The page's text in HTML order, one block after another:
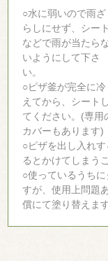
○水に弱いので雨ざ
らしにせず、シート
などで雨が当たら
いようにして下さ
い。
○ピザ釜が完全に冷
えてから、シートし
てください。(専用
カバーもあります)
○ピザを出し入れ
るとかけてしまう
○使っているうち
すが、使用上問題
償にて塗り替えます